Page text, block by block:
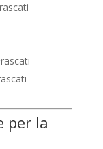
per la